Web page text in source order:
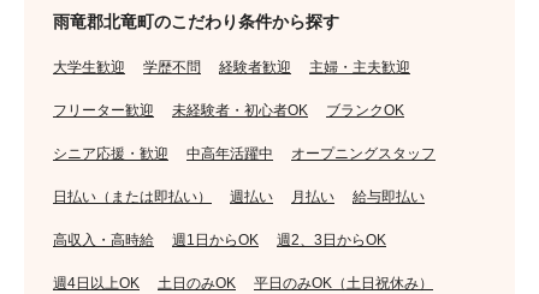
雨竜郡北竜町のこだわり条件から探す
大学生歓迎 学歴不問 経験者歓迎 主婦・主夫歓迎
フリーター歓迎 未経験者・初心者OK ブランクOK
シニア応援・歓迎 中高年活躍中 オープニングスタッフ
日払い（または即払い） 週払い 月払い 給与即払い
高収入・高時給 週1日からOK 週2、3日からOK
週4日以上OK 土日のみOK 平日のみOK（土日祝休み）